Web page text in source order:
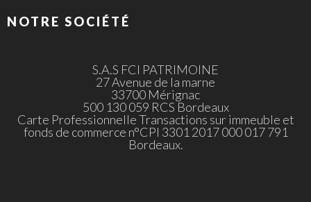
NOTRE SOCIÉTÉ
S.A.S FCI PATRIMOINE
27 Avenue de la marne
33700 Mérignac
500 130 059 RCS Bordeaux
Carte Professionnelle Transactions sur immeuble et
fonds de commerce n°CPI 3301 2017 000 017 791
Bordeaux.